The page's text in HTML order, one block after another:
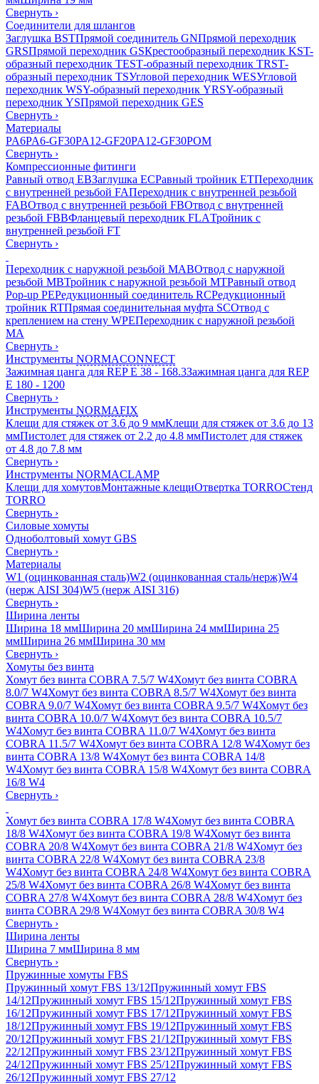
Свернуть ›
Соединители для шлангов
Заглушка BSTПрямой соединитель GNПрямой переходник
GRSПрямой переходник GSКрестообразный переходник KST-
образный переходник TESТ-образный переходник TRSТ-
образный переходник TSУгловой переходник WESУгловой
переходник WSY-образный переходник YRSY-образный
переходник YSПрямой переходник GES
Свернуть ›
Материалы
PA6PA6-GF30PA12-GF20PA12-GF30POM
Свернуть ›
Компрессионные фитинги
Равный отвод EBЗаглушка ECРавный тройник ETПереходник
с внутренней резьбой FAПереходник с внутренней резьбой
FABОтвод с внутренней резьбой FBОтвод с внутренней
резьбой FBBФланцевый переходник FLAТройник с
внутренней резьбой FT
Свернуть ›
Переходник с наружной резьбой MABОтвод с наружной
резьбой MBТройник с наружной резьбой MTРавный отвод
Pop-up PEРедукционный соединитель RCРедукционный
тройник RTПрямая соединительная муфта SCОтвод с
креплением на стену WPEПереходник с наружной резьбой
MA
Свернуть ›
Инструменты NORMACONNECT
Зажимная цанга для REP E 38 - 168.3Зажимная цанга для REP
E 180 - 1200
Свернуть ›
Инструменты NORMAFIX
Клещи для стяжек от 3.6 до 9 ммКлещи для стяжек от 3.6 до 13
ммПистолет для стяжек от 2.2 до 4.8 ммПистолет для стяжек
от 4.8 до 7.8 мм
Свернуть ›
Инструменты NORMACLAMP
Клещи для хомутовМонтажные клещиОтвертка TORROСтенд
TORRO
Свернуть ›
Силовые хомуты
Одноболтовый хомут GBS
Свернуть ›
Материалы
W1 (оцинкованная сталь)W2 (оцинкованная сталь/нерж)W4
(нерж AISI 304)W5 (нерж AISI 316)
Свернуть ›
Ширина ленты
Ширина 18 ммШирина 20 ммШирина 24 ммШирина 25
ммШирина 26 ммШирина 30 мм
Свернуть ›
Хомуты без винта
Хомут без винта COBRA 7.5/7 W4Хомут без винта COBRA
8.0/7 W4Хомут без винта COBRA 8.5/7 W4Хомут без винта
COBRA 9.0/7 W4Хомут без винта COBRA 9.5/7 W4Хомут без
винта COBRA 10.0/7 W4Хомут без винта COBRA 10.5/7
W4Хомут без винта COBRA 11.0/7 W4Хомут без винта
COBRA 11.5/7 W4Хомут без винта COBRA 12/8 W4Хомут без
винта COBRA 13/8 W4Хомут без винта COBRA 14/8
W4Хомут без винта COBRA 15/8 W4Хомут без винта COBRA
16/8 W4
Свернуть ›
Хомут без винта COBRA 17/8 W4Хомут без винта COBRA
18/8 W4Хомут без винта COBRA 19/8 W4Хомут без винта
COBRA 20/8 W4Хомут без винта COBRA 21/8 W4Хомут без
винта COBRA 22/8 W4Хомут без винта COBRA 23/8
W4Хомут без винта COBRA 24/8 W4Хомут без винта COBRA
25/8 W4Хомут без винта COBRA 26/8 W4Хомут без винта
COBRA 27/8 W4Хомут без винта COBRA 28/8 W4Хомут без
винта COBRA 29/8 W4Хомут без винта COBRA 30/8 W4
Свернуть ›
Ширина ленты
Ширина 7 ммШирина 8 мм
Свернуть ›
Пружинные хомуты FBS
Пружинный хомут FBS 13/12Пружинный хомут FBS
14/12Пружинный хомут FBS 15/12Пружинный хомут FBS
16/12Пружинный хомут FBS 17/12Пружинный хомут FBS
18/12Пружинный хомут FBS 19/12Пружинный хомут FBS
20/12Пружинный хомут FBS 21/12Пружинный хомут FBS
22/12Пружинный хомут FBS 23/12Пружинный хомут FBS
24/12Пружинный хомут FBS 25/12Пружинный хомут FBS
26/12Пружинный хомут FBS 27/12